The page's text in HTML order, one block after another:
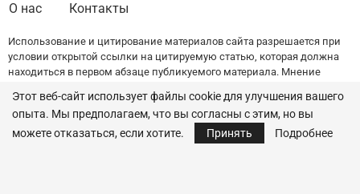
О нас Контакты
Использование и цитирование материалов сайта разрешается при
условии открытой ссылки на цитируемую статью, которая должна
находиться в первом абзаце публикуемого материала. Мнение
© 2022 — All Rights Reserved. Traditia.md
Этот веб-сайт использует файлы cookie для улучшения вашего
опыта. Мы предполагаем, что вы согласны с этим, но вы
можете отказаться, если хотите.
Принять Подробнее